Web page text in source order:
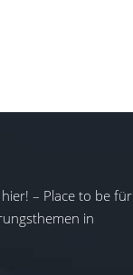
– Place to be für
in